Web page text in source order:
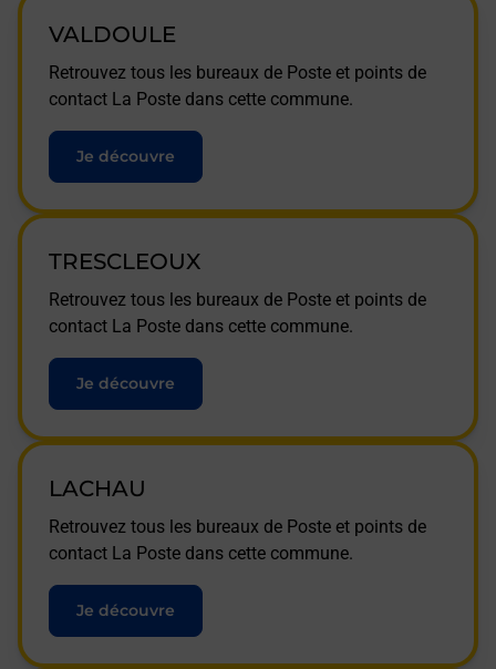
VALDOULE
Retrouvez tous les bureaux de Poste et points de
contact La Poste dans cette commune.
Je découvre
TRESCLEOUX
Retrouvez tous les bureaux de Poste et points de
contact La Poste dans cette commune.
Je découvre
LACHAU
Retrouvez tous les bureaux de Poste et points de
contact La Poste dans cette commune.
Je découvre